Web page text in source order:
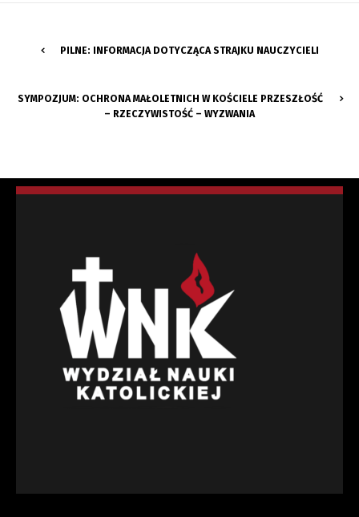
PILNE: INFORMACJA DOTYCZĄCA STRAJKU NAUCZYCIELI
SYMPOZJUM: OCHRONA MAŁOLETNICH W KOŚCIELE PRZESZŁOŚĆ
– RZECZYWISTOŚĆ – WYZWANIA